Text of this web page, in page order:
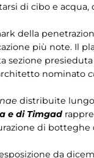
di cibo e acqua,
della
più note. Il
sezione
nominato
distribuite
e di Timgad
di botteghe
da